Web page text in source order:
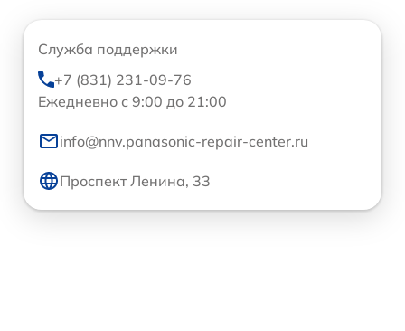
Служба поддержки
+7 (831) 231-09-76
Ежедневно с 9:00 до 21:00
info@nnv.panasonic-repair-center.ru
Проспект Ленина, 33